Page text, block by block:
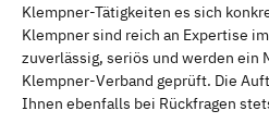
Klempner-Tätigkeiten es sich
Klempner sind reich an Expertise
zuverlässig, seriös und werden ein
Klempner-Verband geprüft. Die
Ihnen ebenfalls bei Rückfragen